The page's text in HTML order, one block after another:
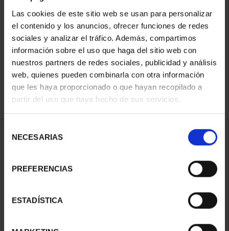
Las cookies de este sitio web se usan para personalizar
el contenido y los anuncios, ofrecer funciones de redes
sociales y analizar el tráfico. Además, compartimos
información sobre el uso que haga del sitio web con
nuestros partners de redes sociales, publicidad y análisis
web, quienes pueden combinarla con otra información
que les haya proporcionado o que hayan recopilado a
partir del uso que haya hecho de sus servicios.
NECESARIAS
PREFERENCIAS
ESTADÍSTICA
ORDENAR POR:
REFINAR
1 Productos encontrados